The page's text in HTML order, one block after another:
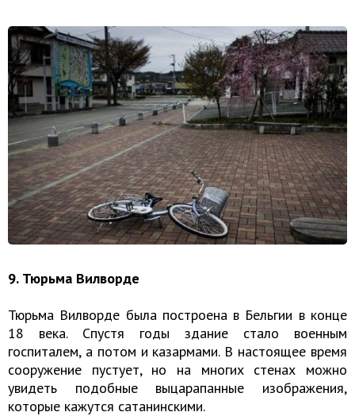
9. Тюрьма Вилворде
Тюрьма Вилворде была построена в Бельгии в конце
18 века. Спустя годы здание стало военным
госпиталем, а потом и казармами. В настоящее время
сооружение пустует, но на многих стенах можно
увидеть подобные выцарапанные изображения,
которые кажутся сатанинскими.